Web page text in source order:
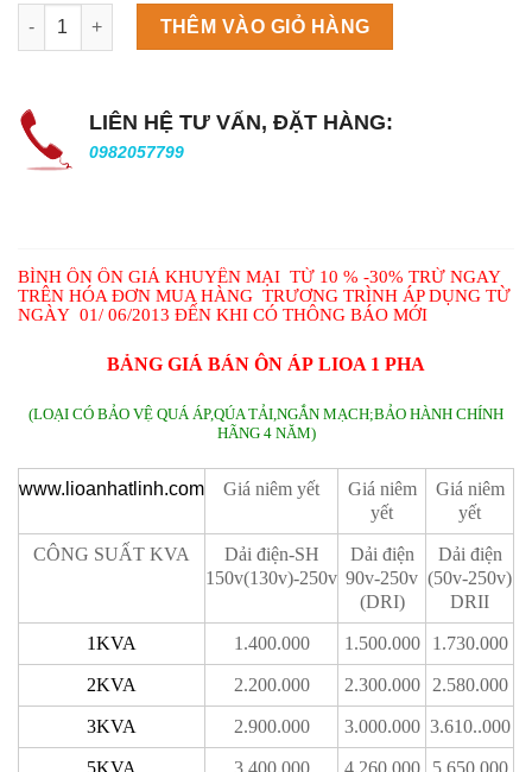
Máy làm đá viên Scotsman NW458AS số lượng
THÊM VÀO GIỎ HÀNG
LIÊN HỆ TƯ VẤN, ĐẶT HÀNG:
0982057799
BÌNH ỔN ỔN GIÁ KHUYẾN MẠI TỪ 10 % -30% TRỪ NGAY
TRÊN HÓA ĐƠN MUA HÀNG TRƯƠNG TRÌNH ÁP DỤNG TỪ
NGÀY 01/ 06/2013 ĐẾN KHI CÓ THÔNG BÁO MỚI
BẢNG GIÁ BÁN ÔN ÁP LIOA 1 PHA
(LOẠI CÓ BẢO VỆ QUÁ ÁP,QÚA TẢI,NGẮN MẠCH;BẢO HÀNH CHÍNH
HÃNG 4 NĂM)
www.lioanhatlinh.com Giá niêm yết
Giá niêm
yết
Giá niêm
yết
CÔNG SUẤT KVA
Dải điện-SH
150v(130v)-250v
Dải điện
90v-250v
(DRI)
Dải điện
(50v-250v)
DRII
1KVA 1.400.000 1.500.000 1.730.000
2KVA 2.200.000 2.300.000 2.580.000
3KVA 2.900.000 3.000.000 3.610..000
5KVA 3.400.000 4.260.000 5.650.000